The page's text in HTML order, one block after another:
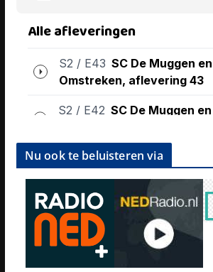
Nu ook te beluisteren via